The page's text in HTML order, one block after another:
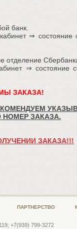
банк.
⇒ состояние
отделение
⇒ состояние
ЗАКАЗА!
ЗАКАЗА.
ЗАКАЗА!!!
ПАРТНЕРСТВО
+7(939) 799-3272